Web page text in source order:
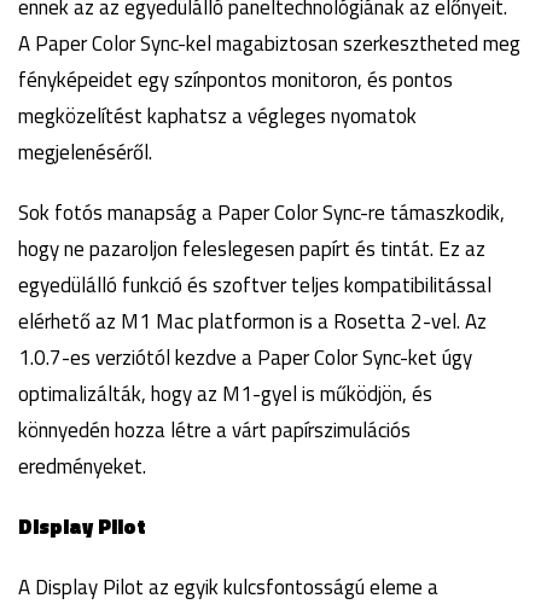
ennek az az egyedülálló paneltechnológiának az előnyeit.
A Paper Color Sync-kel magabiztosan szerkesztheted meg
fényképeidet egy színpontos monitoron, és pontos
megközelítést kaphatsz a végleges nyomatok
megjelenéséről.
Sok fotós manapság a Paper Color Sync-re támaszkodik,
hogy ne pazaroljon feleslegesen papírt és tintát. Ez az
egyedülálló funkció és szoftver teljes kompatibilitással
elérhető az M1 Mac platformon is a Rosetta 2-vel. Az
1.0.7-es verziótól kezdve a Paper Color Sync-ket úgy
optimalizálták, hogy az M1-gyel is működjön, és
könnyedén hozza létre a várt papírszimulációs
eredményeket.
Display Pilot
A Display Pilot az egyik kulcsfontosságú eleme a